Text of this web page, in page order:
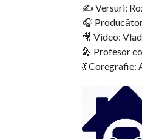
✍️ Versuri:
🎧
🎥 Video:
🎤 Profesor
💃 Coregrafie: